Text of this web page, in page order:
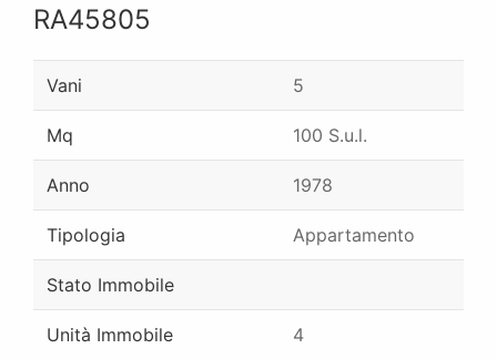
RA45805
Vani 5
Mq 100 S.u.l.
Anno 1978
Tipologia Appartamento
Stato Immobile
Unità Immobile 4